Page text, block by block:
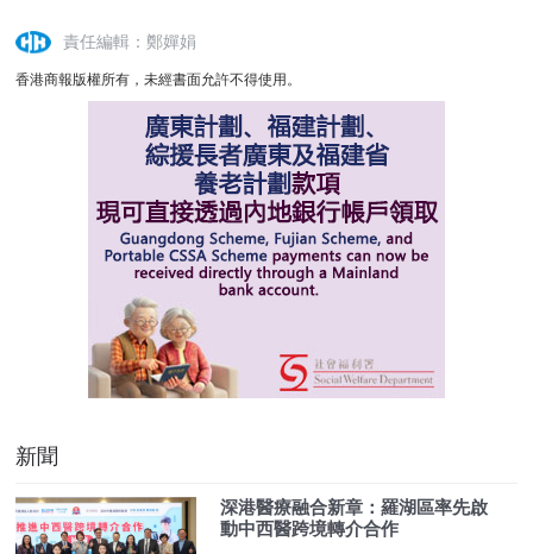
責任編輯：鄭嬋娟
香港商報版權所有，未經書面允許不得使用。
新聞
深港醫療融合新章：羅湖區率先啟
動中西醫跨境轉介合作